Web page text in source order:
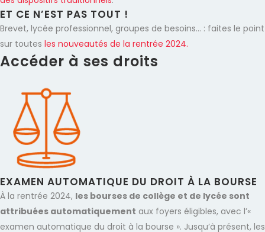
ET CE N’EST PAS TOUT !
Brevet, lycée professionnel, groupes de besoins… : faites le point
sur toutes les nouveautés de la rentrée 2024.
Accéder à ses droits
EXAMEN AUTOMATIQUE DU DROIT À LA BOURSE
À la rentrée 2024, les bourses de collège et de lycée sont
attribuées automatiquement aux foyers éligibles, avec l’«
examen automatique du droit à la bourse ». Jusqu’à présent, les